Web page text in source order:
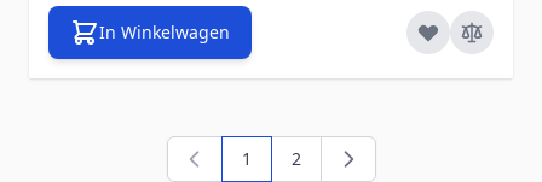
In Winkelwagen
U lees momenteel pagina
1 Pagina
2